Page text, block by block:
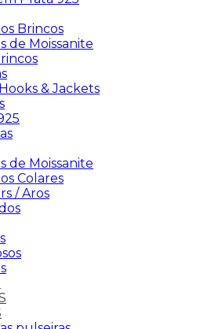
Brincos
de Moissanite
& Jackets
de Moissanite
Colares
/ Aros